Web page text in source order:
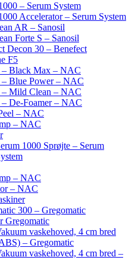
– Serum System
Accelerator – Serum System
AR – Sanosil
Forte S – Sanosil
Decon 30 – Benefect
F5
Black Max – NAC
Blue Power – NAC
Mild Clean – NAC
De-Foamer – NAC
– NAC
– NAC
1000 Sprøjte – Serum
– NAC
– NAC
300 – Gregomatic
Gregomatic
vaskehoved, 4 cm bred
– Gregomatic
vaskehoved, 4 cm bred –